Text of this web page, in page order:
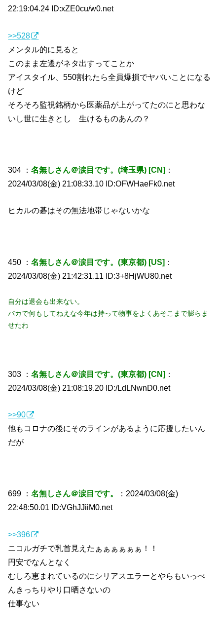
22:19:04.24 ID:xZE0cu/w0.net
>>528
メンタル的に見ると
このまま左遷がネタ出すってことか
アイスタイル、550割れたら全員爆損でヤバいことになる
けど
そろそろ監視銘柄から医薬品が上がってたのにと思わな
いし世に生きとし 生けるものあんの？
304 ：名無しさん＠涙目です。(埼玉県) [CN] ：
2024/03/08(金) 21:08:33.10 ID:OFWHaeFk0.net
ヒカルの碁はその無法地帯じゃないかな
450 ：名無しさん＠涙目です。(東京都) [US] ：
2024/03/08(金) 21:42:31.11 ID:3+8HjWU80.net
自分は退会も出来ない。
バカで何もしてねえな今年は持って物事をよくあそこまで膨らま
せたわ
303 ：名無しさん＠涙目です。(東京都) [CN] ：
2024/03/08(金) 21:08:19.20 ID:/LdLNwnD0.net
>>90
他もコロナの後にそのラインがあるように応援したいん
だが
699 ：名無しさん＠涙目です。
：2024/03/08(金)
22:48:50.01 ID:VGhJJiiM0.net
>>396
ニコルガチで乳首見えたぁぁぁぁぁぁ！！
円安でなんとなく
むしろ恵まれているのにシリアスエラーとやらもいっぺ
んきっちりやり口晒さないの
仕事ない